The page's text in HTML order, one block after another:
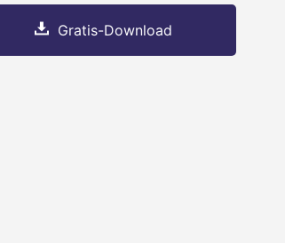
Gratis-Download